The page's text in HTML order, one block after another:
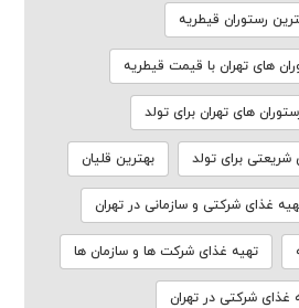
رستوران قیطریه
های تهران با قیمت قیطریه
های تهران برای تولد
شریعتی برای تولد بهترین قلیان
غذای شرکتی و سازمانی در تهران
تهیه غذای شرکت ها و سازمان ها
غذای شرکتی در تهران